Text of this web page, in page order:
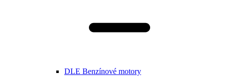
DLE Benzínové motory